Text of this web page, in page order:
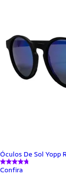
Óculos De Sol Yopp
Confira